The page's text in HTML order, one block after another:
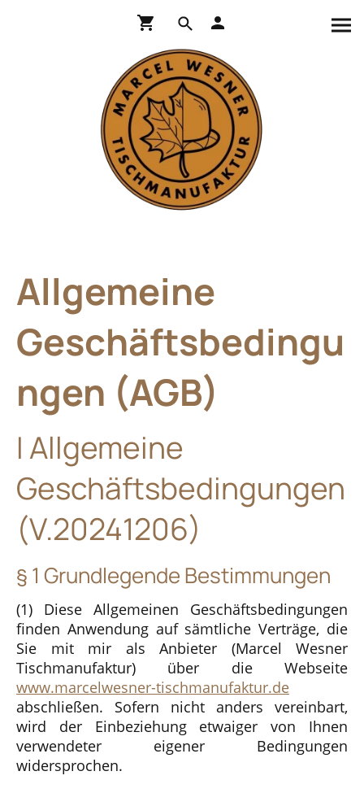
Allgemeine
Geschäftsbedingu
ngen (AGB)
I Allgemeine
Geschäftsbedingungen
(V.20241206)
§ 1 Grundlegende Bestimmungen
(1) Diese Allgemeinen Geschäftsbedingungen
finden Anwendung auf sämtliche Verträge, die
Sie mit mir als Anbieter (Marcel Wesner
Tischmanufaktur) über die Webseite
www.marcelwesner-tischmanufaktur.de
abschließen. Sofern nicht anders vereinbart,
wird der Einbeziehung etwaiger von Ihnen
verwendeter eigener Bedingungen
widersprochen.